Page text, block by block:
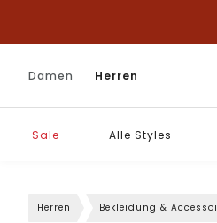
Damen Herren
Sale Alle Styles
Herren Bekleidung &